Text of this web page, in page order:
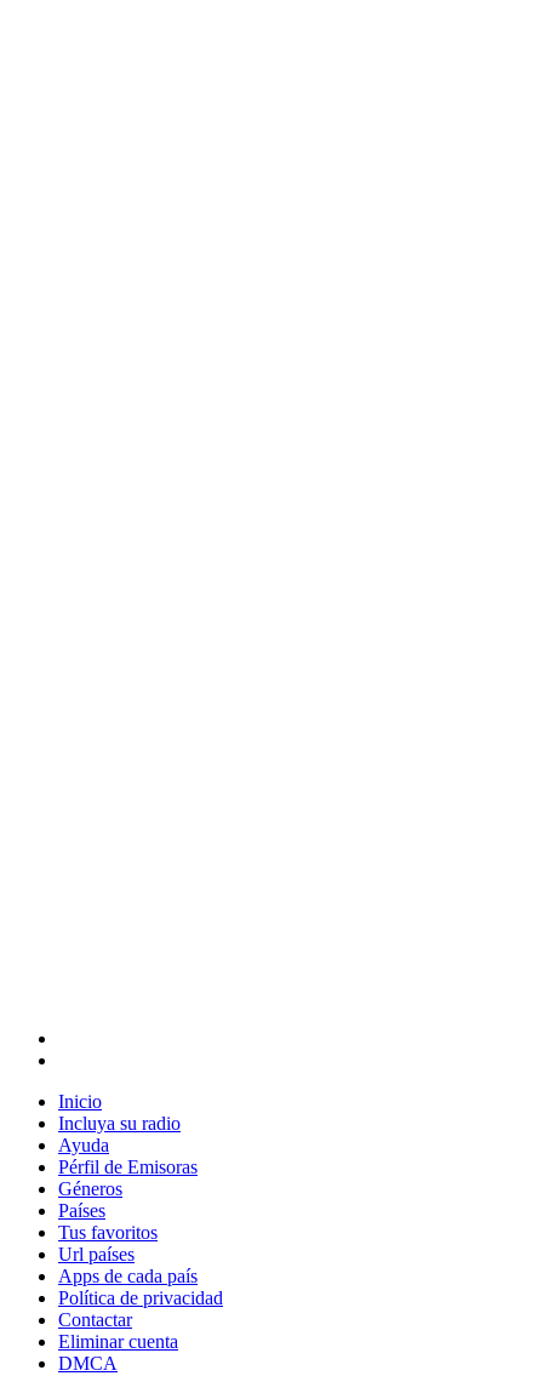
Inicio
Incluya su radio
Ayuda
Pérfil de Emisoras
Géneros
Países
Tus favoritos
Url países
Apps de cada país
Política de privacidad
Contactar
Eliminar cuenta
DMCA